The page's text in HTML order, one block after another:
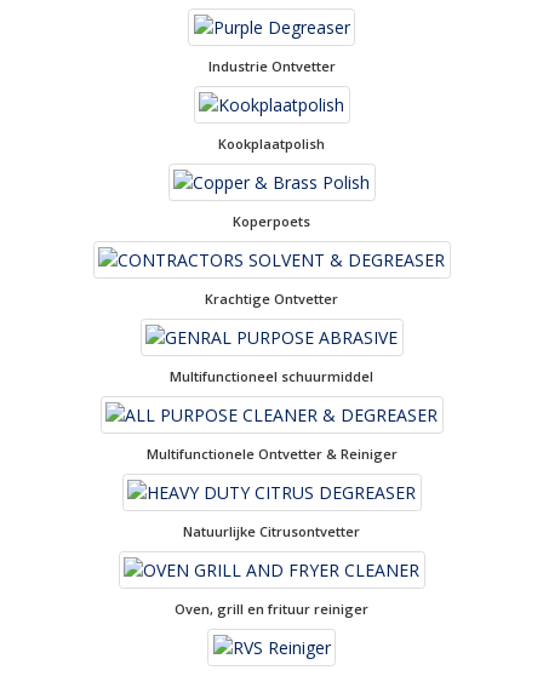
Industrie Ontvetter
Kookplaatpolish
Koperpoets
Krachtige Ontvetter
Multifunctioneel schuurmiddel
Multifunctionele Ontvetter & Reiniger
Natuurlijke Citrusontvetter
Oven, grill en frituur reiniger